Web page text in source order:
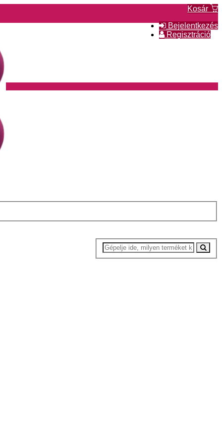
Kosár
Bejelentkezés
Regisztráció